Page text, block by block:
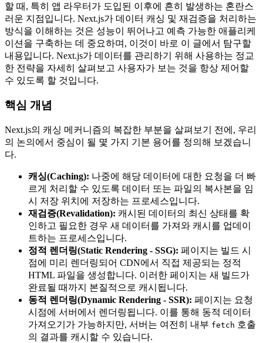
할 때, 특히 앱 라우터가 도입된 이후에 흔히 발생하는 혼란스
러운 지점입니다. Next.js가 데이터 캐싱 및 재검증을 처리하는
방식을 이해하는 것은 성능이 뛰어나고 예측 가능한 애플리케
이션을 구축하는 데 중요하며, 이것이 바로 이 글에서 탐구할
내용입니다. Next.js가 데이터를 관리하기 위해 사용하는 정교
한 전략을 자세히 살펴보고 사용자가 보는 것을 항상 제어할
수 있도록 할 것입니다.
핵심 개념
Next.js의 캐싱 메커니즘의 복잡한 부분을 살펴보기 전에, 우리
의 논의에서 중심이 될 몇 가지 기본 용어를 정의해 보겠습니
다.
캐싱(Caching): 나중에 해당 데이터에 대한 요청을 더 빠
르게 처리할 수 있도록 데이터 또는 파일의 복사본을 임
시 저장 위치에 저장하는 프로세스입니다.
재검증(Revalidation): 캐시된 데이터의 최신 상태를 확
인하고 필요한 경우 새 데이터를 가져와 캐시를 업데이
트하는 프로세스입니다.
정적 렌더링(Static Rendering - SSG): 페이지는 빌드 시
점에 미리 렌더링되어 CDN에서 직접 제공되는 정적
HTML 파일을 생성합니다. 이러한 페이지는 새 빌드가
완료될 때까지 본질적으로 캐시됩니다.
동적 렌더링(Dynamic Rendering - SSR): 페이지는 요청
시점에 서버에서 렌더링됩니다. 이를 통해 동적 데이터
가져오기가 가능하지만, 서버는 여전히 내부 fetch 호출
의 결과를 캐시할 수 있습니다.